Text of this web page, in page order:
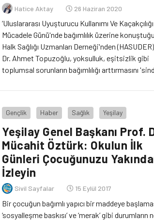
Hatice Aktay 26 Haziran 2020
‘Uluslararası Uyuşturucu Kullanımı Ve
Mücadele Günü'nde bağımlılık üzerine
Halk Sağlığı Uzmanları Derneği'nden
Dr. Ahmet Topuzoğlu, yoksulluk, eşitsizlik gibi
toplumsal sorunların bağımlılığı arttırmasını
bitirmenin yolu sisteme topyekün bir müdahale
mümkün olur" dedi.
Gençlik Haber Sağlık Yeşilay
Yeşilay Genel Başkanı Prof.
Mücahit Öztürk: Okulun İlk
Günleri Çocuğunuzu
İzleyin
Sivil Sayfalar 15 Eylül 2017
Bir çocuğun bağımlı yapıcı bir maddeye
‘sosyalleşme baskısı’ ve ‘merak’ gibi durumların